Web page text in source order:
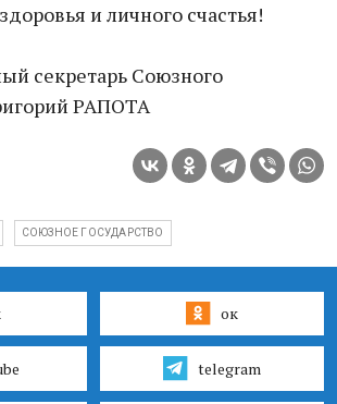
и личного счастья!
секретарь Союзного
РАПОТА
СОЮЗНОЕ ГОСУДАРСТВО
ок
telegram